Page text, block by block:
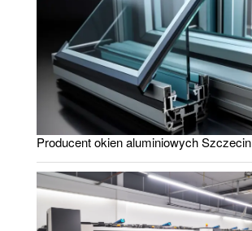
Producent okien aluminiowych Szczecin